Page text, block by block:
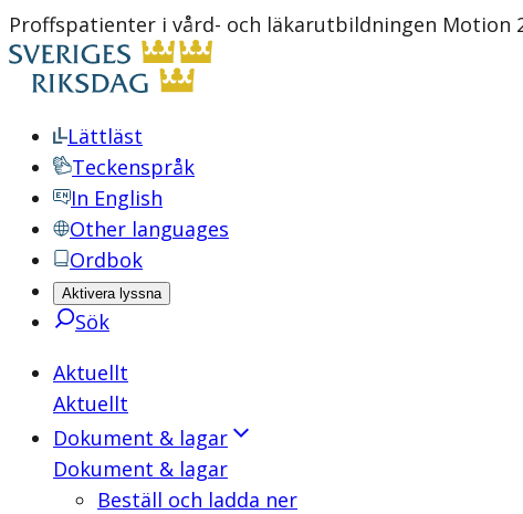
Proffspatienter i vård- och läkarutbildningen Motion
Lättläst
Teckenspråk
In English
Other languages
Ordbok
Aktivera lyssna
Sök
Aktuellt
Aktuellt
Dokument & lagar
Dokument & lagar
Beställ och ladda ner